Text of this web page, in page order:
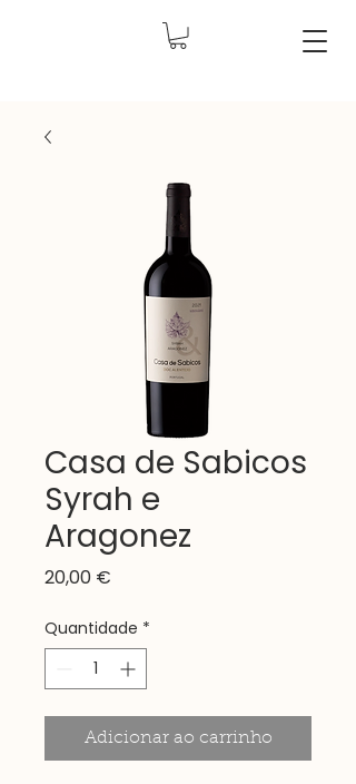
Casa de Sabicos
Syrah e
Aragonez
20,00 €
Quantidade *
Adicionar ao carrinho